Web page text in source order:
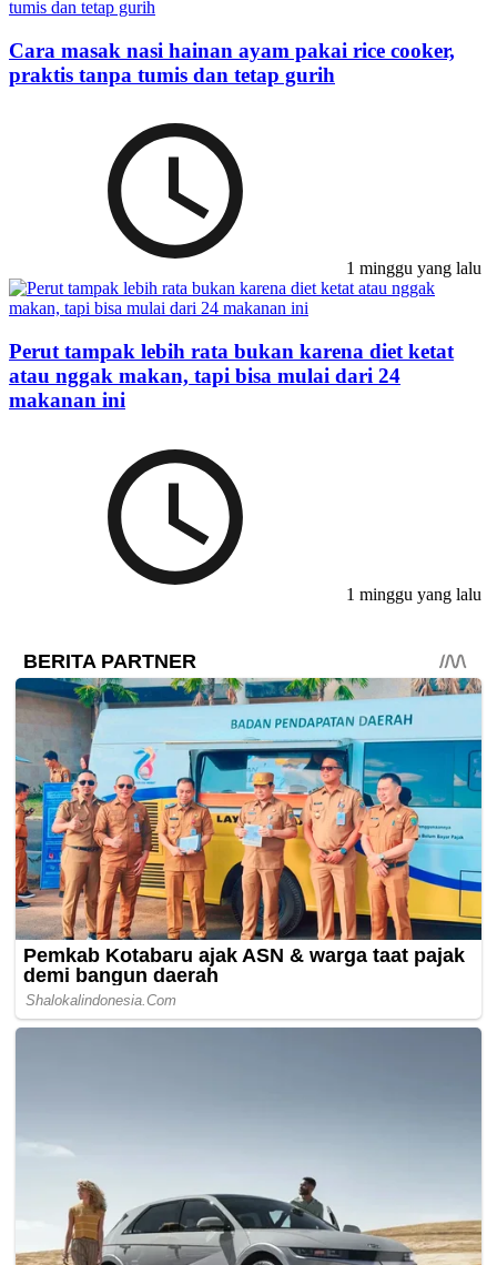
Cara masak nasi hainan ayam pakai rice cooker,
praktis tanpa tumis dan tetap gurih
1 minggu yang lalu
Perut tampak lebih rata bukan karena diet ketat
atau nggak makan, tapi bisa mulai dari 24
makanan ini
1 minggu yang lalu